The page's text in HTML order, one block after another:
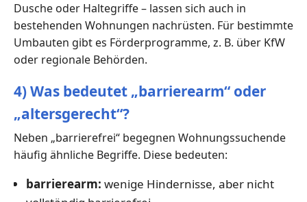
Dusche oder Haltegriffe – lassen sich auch in
bestehenden Wohnungen nachrüsten. Für bestimmte
Umbauten gibt es Förderprogramme, z. B. über KfW
oder regionale Behörden.
4) Was bedeutet „barrierearm“ oder
„altersgerecht“?
Neben „barrierefrei“ begegnen Wohnungssuchende
häufig ähnliche Begriffe. Diese bedeuten:
barrierearm: wenige Hindernisse, aber nicht